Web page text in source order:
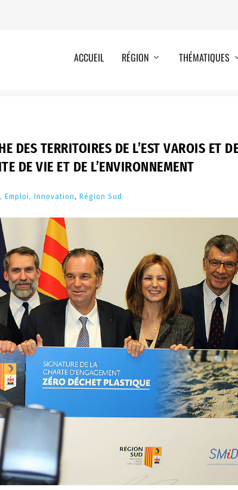
ACCUEIL RÉGION THÉMATIQUES
DES TERRITOIRES DE L’EST VAROIS ET
DE VIE ET DE L’ENVIRONNEMENT
Emploi, Innovation , Région Sud